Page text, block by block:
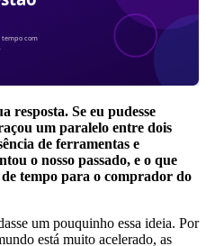
resposta. Se eu pudesse
um paralelo entre dois
de ferramentas e
o nosso passado, e o que
tempo para o comprador do
um pouquinho essa ideia. Por
está muito acelerado, as